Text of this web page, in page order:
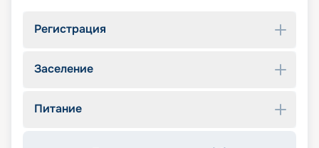
Регистрация
Заселение
Питание